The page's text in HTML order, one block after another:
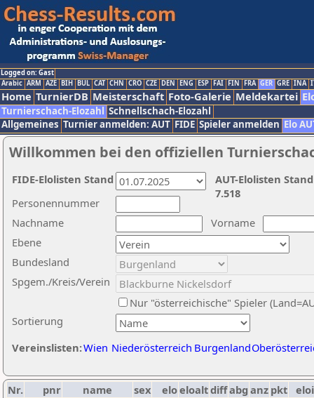
Logged on: Gast
Arabic ARM AZE BIH BUL CAT CHN CRO CZE DEN ENG ESP FAI FIN FRA GER GRE INA
Home TurnierDB Meisterschaft Foto-Galerie Meldekartei
Turnierschach-Elozahl Schnellschach-Elozahl
Allgemeines Turnier anmelden: AUT FIDE Spieler anmelden Elo
Willkommen bei den offiziellen
Nachname
Vorname
Ebene
Sortierung
Personennummer
Bundesland
Spgem./Kreis/Verein
Nur "österreichische" Spieler
Vereinslisten:Wien Niederösterreich Burgenland
AUT-Elolisten
7.518
FIDE-Elolisten Stand
Nr. pnr name sex eloeloaltdiffabg anz pkt eloi